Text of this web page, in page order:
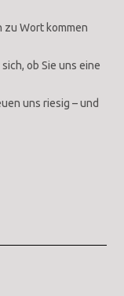
zu Wort kommen
ob Sie uns eine
uns riesig – und